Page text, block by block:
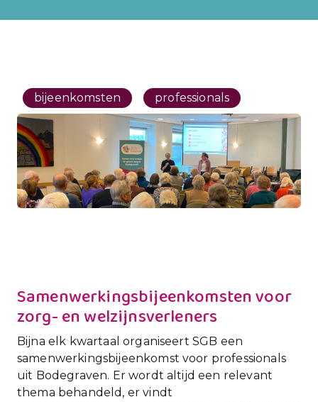
bijeenkomsten professionals
Samenwerkingsbijeenkomsten voor
zorg- en welzijnsverleners
Bijna elk kwartaal organiseert SGB een
samenwerkingsbijeenkomst voor professionals
uit Bodegraven. Er wordt altijd een relevant
thema behandeld, er vindt